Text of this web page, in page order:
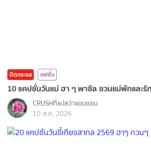
ติดกระแส แฟชั่น
10 แคปชั่นวันแม่ ฮา ๆ พาชิล ชวนแม่พักแ
CRUSHที่แปลว่าแอบชอบ
10 ส.ค. 2026